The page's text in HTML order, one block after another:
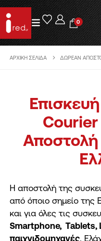
0
ΑΡΧΙΚΉ ΣΕΛΊΔΑ ΔΩΡΕΆΝ
Η αποστολή της
από όποιο σημείο της
και για όλες τις
Smartphone, Tablets,
παιχνιδομηχανές.